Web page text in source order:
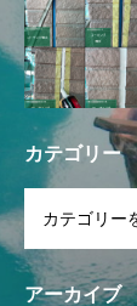
カテゴリー
アーカイブ